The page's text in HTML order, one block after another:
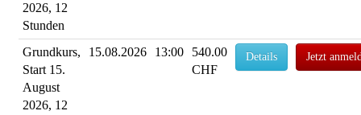
2026, 12
Stunden
Grundkurs,
Start 15.
August
2026, 12
15.08.2026 13:00
540.00
CHF
Details Jetzt